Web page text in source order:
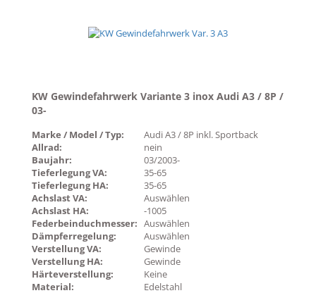
KW Gewindefahrwerk Variante 3 inox Audi A3 / 8P /
03-
Marke / Model / Typ:
Audi A3 / 8P inkl. Sportback
Allrad:
nein
Baujahr:
03/2003-
Tieferlegung VA:
35-65
Tieferlegung HA:
35-65
Achslast VA:
Auswählen
Achslast HA:
-1005
Federbeinduchmesser: Auswählen
Dämpferregelung:
Auswählen
Verstellung VA:
Gewinde
Verstellung HA:
Gewinde
Härteverstellung:
Keine
Material:
Edelstahl